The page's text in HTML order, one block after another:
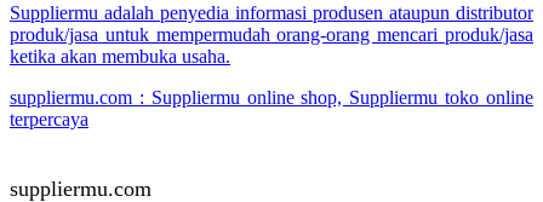
Suppliermu adalah penyedia informasi produsen ataupun distributor
produk/jasa untuk mempermudah orang-orang mencari produk/jasa
ketika akan membuka usaha.
suppliermu.com : Suppliermu online shop, Suppliermu toko online
terpercaya
suppliermu.com